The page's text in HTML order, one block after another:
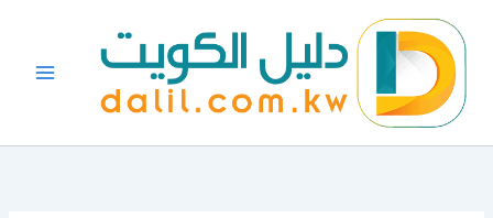
المحتوى